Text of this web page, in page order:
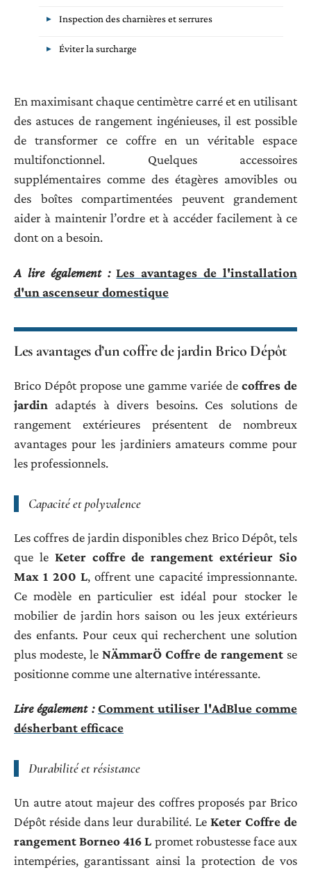
Inspection des charnières et serrures
Éviter la surcharge
En maximisant chaque centimètre carré et en utilisant
des astuces de rangement ingénieuses, il est possible
de transformer ce coffre en un véritable espace
multifonctionnel. Quelques accessoires
supplémentaires comme des étagères amovibles ou
des boîtes compartimentées peuvent grandement
aider à maintenir l’ordre et à accéder facilement à ce
dont on a besoin.
A lire également : Les avantages de l'installation
d'un ascenseur domestique
Les avantages d’un coffre de jardin Brico Dépôt
Brico Dépôt propose une gamme variée de coffres de
jardin adaptés à divers besoins. Ces solutions de
rangement extérieures présentent de nombreux
avantages pour les jardiniers amateurs comme pour
les professionnels.
Capacité et polyvalence
Les coffres de jardin disponibles chez Brico Dépôt, tels
que le Keter coffre de rangement extérieur Sio
Max 1 200 L, offrent une capacité impressionnante.
Ce modèle en particulier est idéal pour stocker le
mobilier de jardin hors saison ou les jeux extérieurs
des enfants. Pour ceux qui recherchent une solution
plus modeste, le NÄmmarÖ Coffre de rangement se
positionne comme une alternative intéressante.
Lire également : Comment utiliser l'AdBlue comme
désherbant efficace
Durabilité et résistance
Un autre atout majeur des coffres proposés par Brico
Dépôt réside dans leur durabilité. Le Keter Coffre de
rangement Borneo 416 L promet robustesse face aux
intempéries, garantissant ainsi la protection de vos